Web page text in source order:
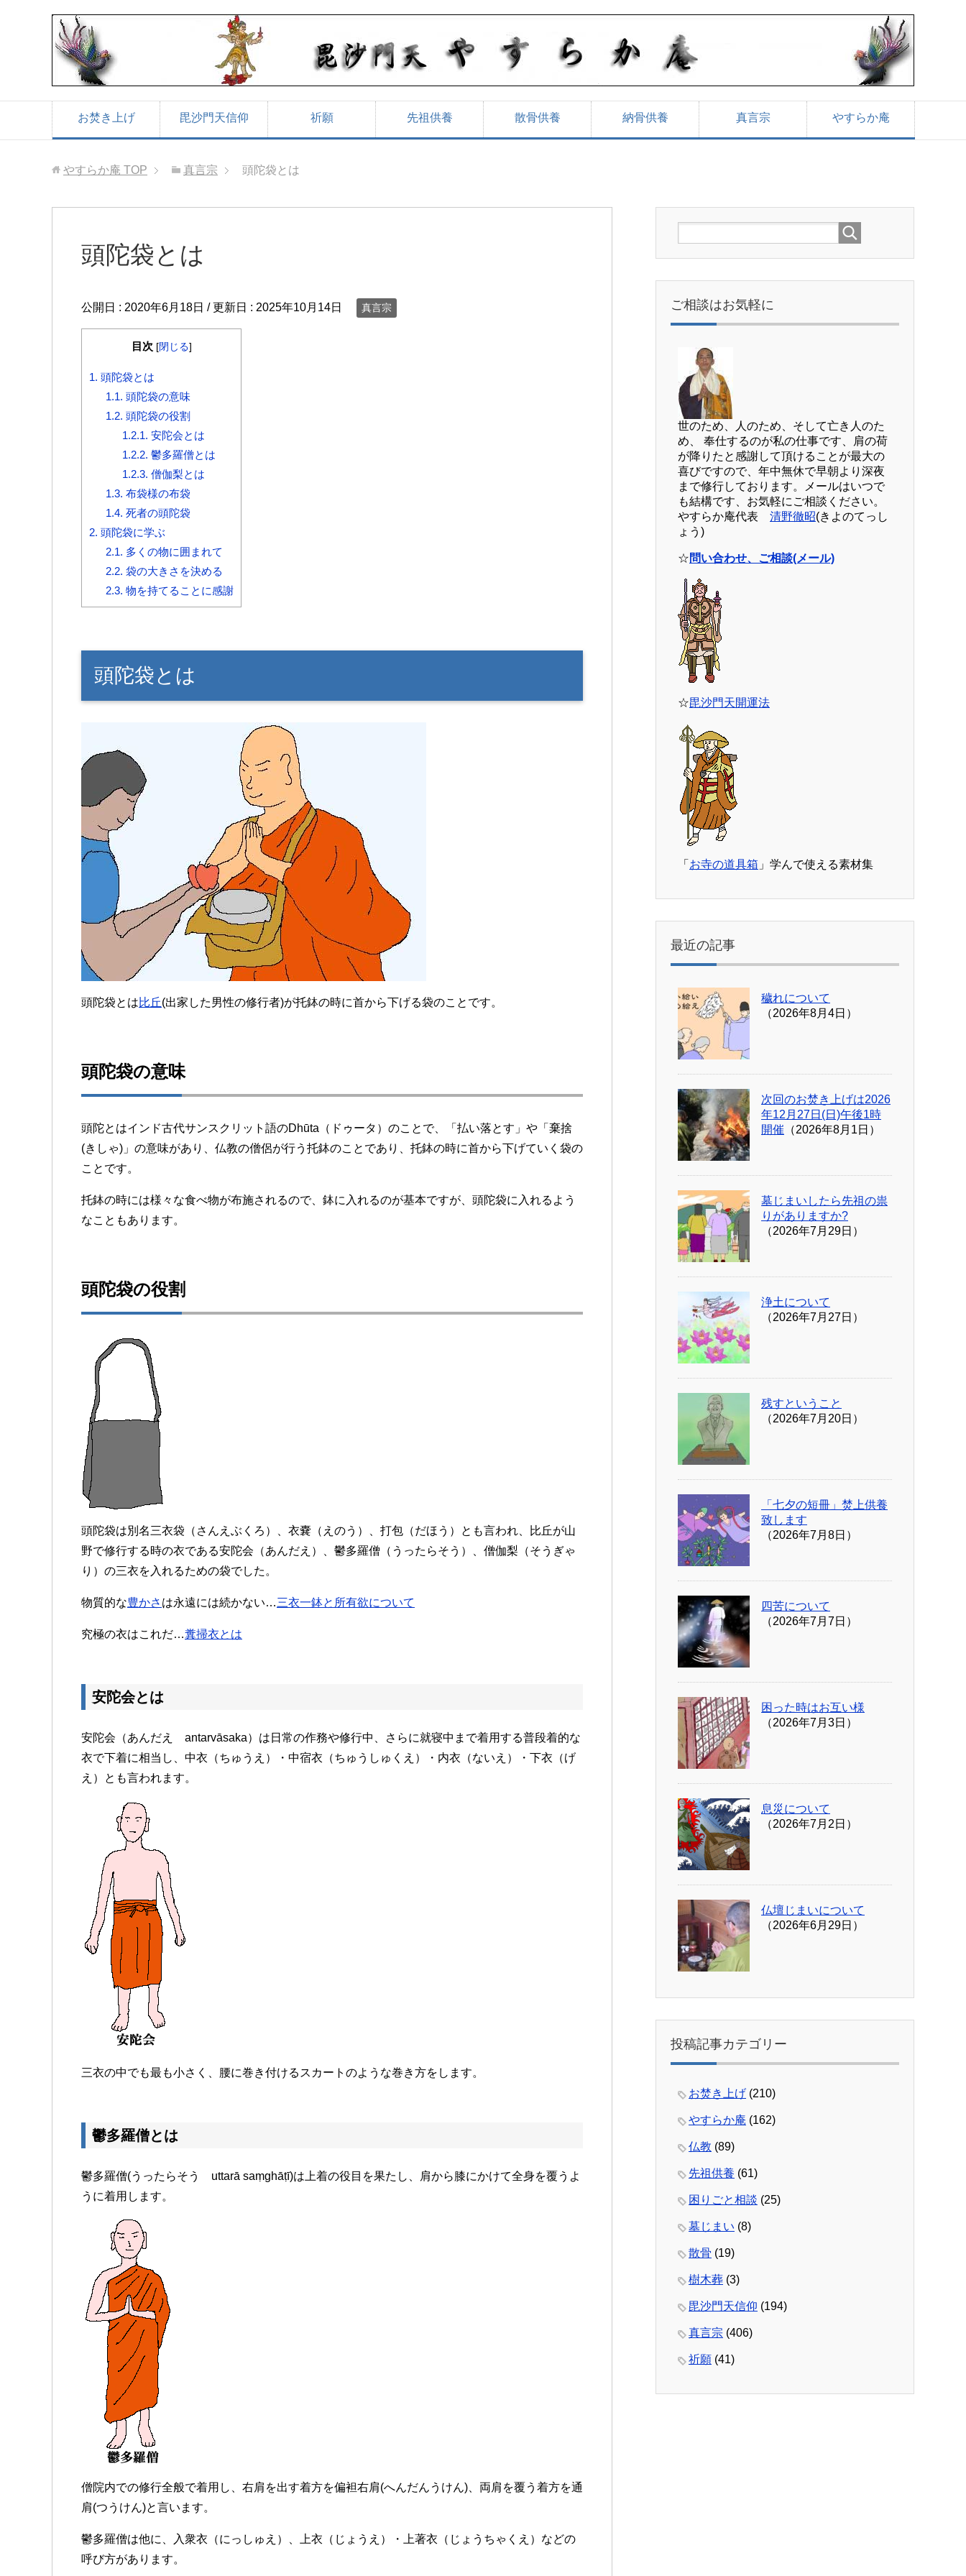
お焚き上げ 毘沙門天信仰 祈願 先祖供養 散骨供養 納骨供養 真言宗 やすらか庵
やすらか庵 TOP 真言宗 頭陀袋とは
頭陀袋とは
公開日 : 2020年6月18日 / 更新日 : 2025年10月14日 真言宗
目次 [閉じる]
1. 頭陀袋とは
1.1. 頭陀袋の意味
1.2. 頭陀袋の役割
1.2.1. 安陀会とは
1.2.2. 鬱多羅僧とは
1.2.3. 僧伽梨とは
1.3. 布袋様の布袋
1.4. 死者の頭陀袋
2. 頭陀袋に学ぶ
2.1. 多くの物に囲まれて
2.2. 袋の大きさを決める
2.3. 物を持てることに感謝
頭陀袋とは
頭陀袋とは比丘(出家した男性の修行者)が托鉢の時に首から下げる袋のことです。
頭陀袋の意味
頭陀とはインド古代サンスクリット語のDhūta（ドゥータ）のことで、「払い落とす」や「棄捨
(きしゃ)」の意味があり、仏教の僧侶が行う托鉢のことであり、托鉢の時に首から下げていく袋の
ことです。
托鉢の時には様々な食べ物が布施されるので、鉢に入れるのが基本ですが、頭陀袋に入れるよう
なこともあります。
頭陀袋の役割
頭陀袋は別名三衣袋（さんえぶくろ）、衣嚢（えのう）、打包（だほう）とも言われ、比丘が山
野で修行する時の衣である安陀会（あんだえ）、鬱多羅僧（うったらそう）、僧伽梨（そうぎゃ
り）の三衣を入れるための袋でした。
物質的な豊かさ は永遠には続かない…三衣一鉢と所有欲について
究極の衣はこれだ…糞掃衣とは
安陀会とは
安陀会（あんだえ antarvāsaka）は日常の作務や修行中、さらに就寝中まで着用する普段着的な
衣で下着に相当し、中衣 （ちゅうえ） ・中宿衣 （ちゅうしゅくえ） ・内衣 （ないえ） ・下衣 （げ
え）とも言われます。
三衣の中でも最も小さく、腰に巻き付けるスカートのような巻き方をします。
鬱多羅僧とは
鬱多羅僧(うったらそう uttarā saṃghāṭī)は上着の役目を果たし、肩から膝にかけて全身を覆うよ
うに着用します。
僧院内での修行全般で着用し、右肩を出す着方を偏袒右肩(へんだんうけん)、両肩を覆う着方を通
肩(つうけん)と言います。
鬱多羅僧は他に、入衆衣 （にっしゅえ） 、上衣 （じょうえ） ・上著衣 （じょうちゃくえ）などの
呼び方があります。
ご相談はお気軽に
世のため、人のため、そして亡き人のた
め、 奉仕するのが私の仕事です、肩の荷
が降りたと感謝して頂けることが最大の
喜びですので、年中無休で早朝より深夜
まで修行しております。メールはいつで
も結構です、お気軽にご相談ください。
やすらか庵代表 清野徹昭(きよのてっし
ょう)
☆問い合わせ、ご相談(メール)
☆毘沙門天開運法
「 お寺の道具箱 」学んで使える素材集
最近の記事
穢れについて
（2026年8月4日）
次回のお焚き上げは2026
年12月27日(日)午後1時
開催 （2026年8月1日）
墓じまいしたら先祖の祟
りがありますか?
（2026年7月29日）
浄土について
（2026年7月27日）
残すということ
（2026年7月20日）
「七夕の短冊」焚上供養
致します
（2026年7月8日）
四苦について
（2026年7月7日）
困った時はお互い様
（2026年7月3日）
息災について
（2026年7月2日）
仏壇じまいについて
（2026年6月29日）
投稿記事カテゴリー
お焚き上げ (210)
やすらか庵 (162)
仏教 (89)
先祖供養 (61)
困りごと相談 (25)
墓じまい (8)
散骨 (19)
樹木葬 (3)
毘沙門天信仰 (194)
真言宗 (406)
祈願 (41)